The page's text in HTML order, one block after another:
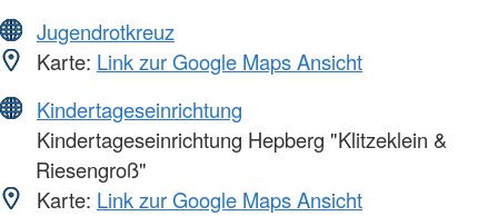
Jugendrotkreuz
Karte: Link zur Google Maps Ansicht
Kindertageseinrichtung
Kindertageseinrichtung Hepberg "Klitzeklein &
Riesengroß"
Karte: Link zur Google Maps Ansicht